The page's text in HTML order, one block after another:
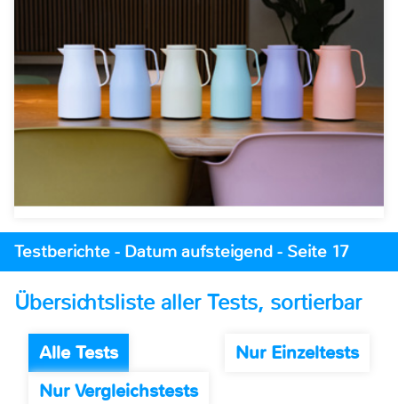
Testberichte - Datum aufsteigend - Seite 17
Übersichtsliste aller Tests, sortierbar
Alle Tests
Nur Einzeltests
Nur Vergleichstests